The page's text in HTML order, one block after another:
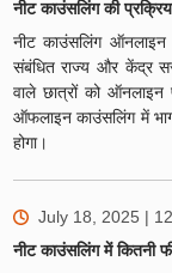
नीट काउंसलिंग की
नीट काउंसलिंग
संबंधित राज्य और केंद्र
वाले छात्रों को ऑनलाइन
ऑफलाइन काउंसलिंग में भाग
होगा।
July 18, 2025 |
नीट काउंसलिंग में कितनी